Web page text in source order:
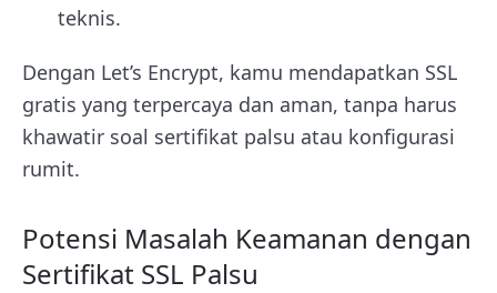
teknis.
Dengan Let’s Encrypt, kamu mendapatkan SSL
gratis yang terpercaya dan aman, tanpa harus
khawatir soal sertifikat palsu atau konfigurasi
rumit.
Potensi Masalah Keamanan dengan
Sertifikat SSL Palsu